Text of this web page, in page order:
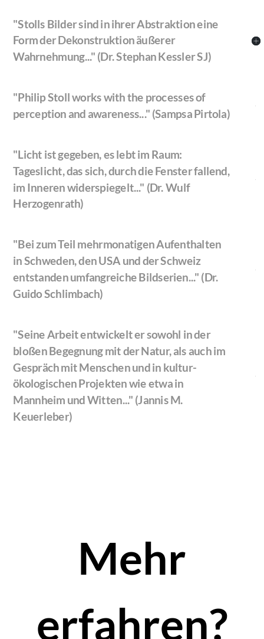
"Stolls Bilder sind in ihrer Abstraktion eine
Form der Dekonstruktion äußerer
Wahrnehmung..." (Dr. Stephan Kessler SJ)
"Philip Stoll works with the processes of
perception and awareness..." (Sampsa Pirtola)
"Licht ist gegeben, es lebt im Raum:
Tageslicht, das sich, durch die Fenster fallend,
im Inneren widerspiegelt..." (Dr. Wulf
Herzogenrath)
"Bei zum Teil mehrmonatigen Aufenthalten
in Schweden, den USA und der Schweiz
entstanden umfangreiche Bildserien..." (Dr.
Guido Schlimbach)
"Seine Arbeit entwickelt er sowohl in der
bloßen Begegnung mit der Natur, als auch im
Gespräch mit Menschen und in kultur-
ökologischen Projekten wie etwa in
Mannheim und Witten..." (Jannis M.
Keuerleber)
Mehr
erfahren?